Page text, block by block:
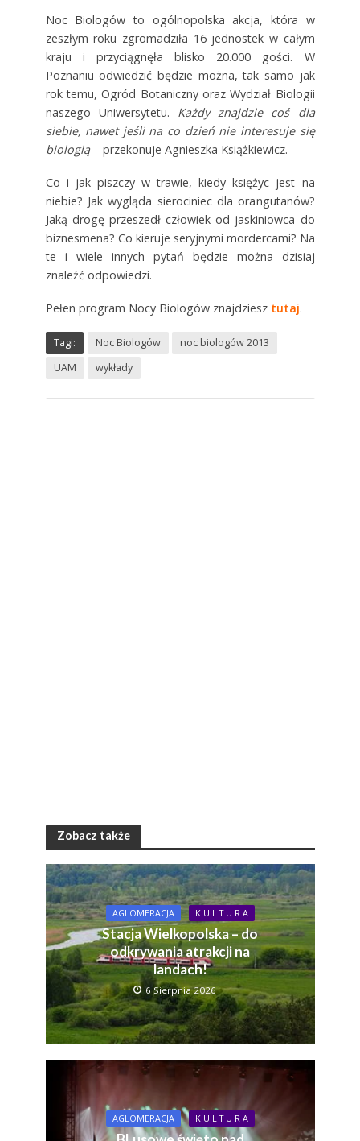
Noc Biologów to ogólnopolska akcja, która w
zeszłym roku zgromadziła 16 jednostek w całym
kraju i przyciągnęła blisko 20.000 gości. W
Poznaniu odwiedzić będzie można, tak samo jak
rok temu, Ogród Botaniczny oraz Wydział Biologii
naszego Uniwersytetu. Każdy znajdzie coś dla
siebie, nawet jeśli na co dzień nie interesuje się
biologią– przekonuje Agnieszka Książkiewicz.
Co i jak piszczy w trawie, kiedy księżyc jest na
niebie? Jak wygląda sierociniec dla orangutanów?
Jaką drogę przeszedł człowiek od jaskiniowca do
biznesmena? Co kieruje seryjnymi mordercami? Na
te i wiele innych pytań będzie można dzisiaj
znaleźć odpowiedzi.
Pełen program Nocy Biologów znajdziesz tutaj.
Tagi: Noc Biologów
noc biologów 2013
UAM
wykłady
Zobacz także
AGLOMERACJA K U L T U R A
Stacja Wielkopolska – do
odkrywania atrakcji na
landach!
6 Sierpnia 2026
AGLOMERACJA K U L T U R A